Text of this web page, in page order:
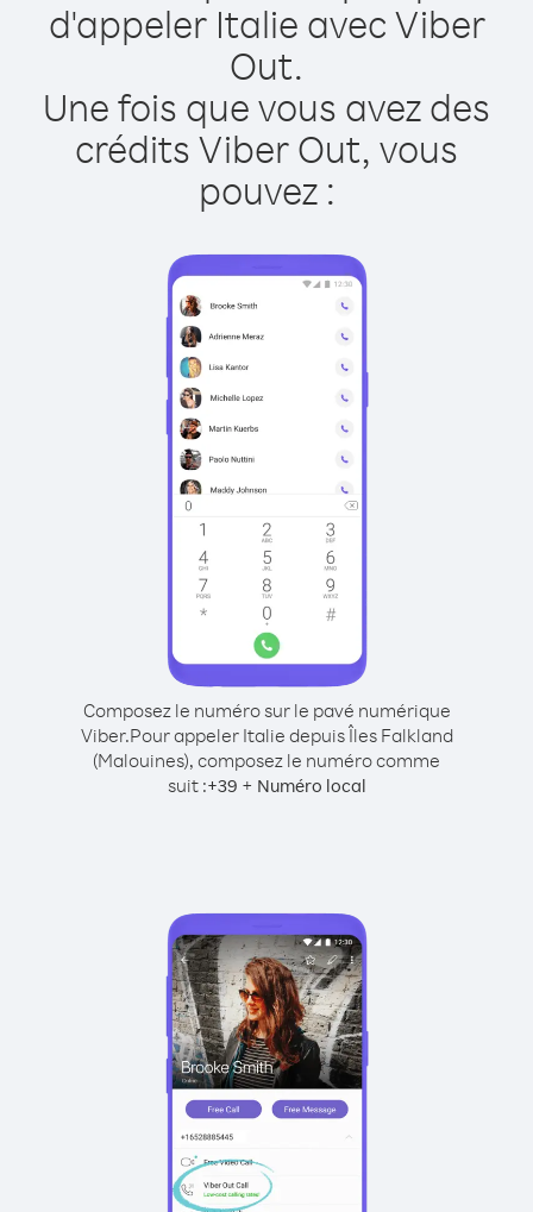
d'appeler Italie avec Viber
Out.
Une fois que vous avez des
crédits Viber Out, vous
pouvez :
Composez le numéro sur le pavé numérique
Viber.Pour appeler Italie depuis Îles Falkland
(Malouines), composez le numéro comme
suit :+39 + Numéro local